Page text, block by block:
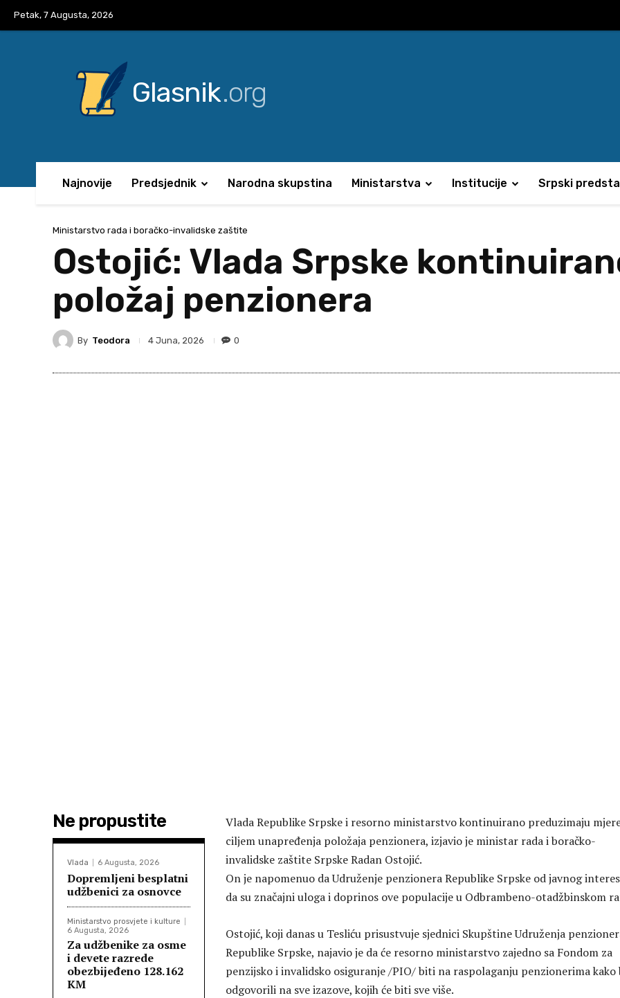
Petak, 7 Augusta, 2026
Glasnik.org
Najnovije Predsjednik Narodna skupstina Ministarstva Institucije Srpski
Ministarstvo rada i boračko-invalidske zaštite
Ostojić: Vlada Srpske
položaj penzionera
By Teodora 4 Juna, 2026 0
Ne propustite
Vlada 6 Augusta, 2026
Dopremljeni besplatni
udžbenici za osnovce
Ministarstvo prosvjete i kulture
6 Augusta, 2026
Za udžbenike za osme
i devete razrede
obezbijeđeno 128.162
KM
Vlada Republike Srpske i resorno ministarstvo kontinuirano preduzimaju
ciljem unapređenja položaja penzionera, izjavio je ministar rada i boračko-
invalidske zaštite Srpske Radan Ostojić.
On je napomenuo da Udruženje penzionera Republike Srpske od javnog
da su značajni uloga i doprinos ove populacije u Odbrambeno-otadžbinskom
Ostojić, koji danas u Tesliću prisustvuje sjednici Skupštine Udruženja
Republike Srpske, najavio je da će resorno ministarstvo zajedno sa Fondom za
penzijsko i invalidsko osiguranje /PIO/ biti na raspolaganju penzionerima kako
odgovorili na sve izazove, kojih će biti sve više.